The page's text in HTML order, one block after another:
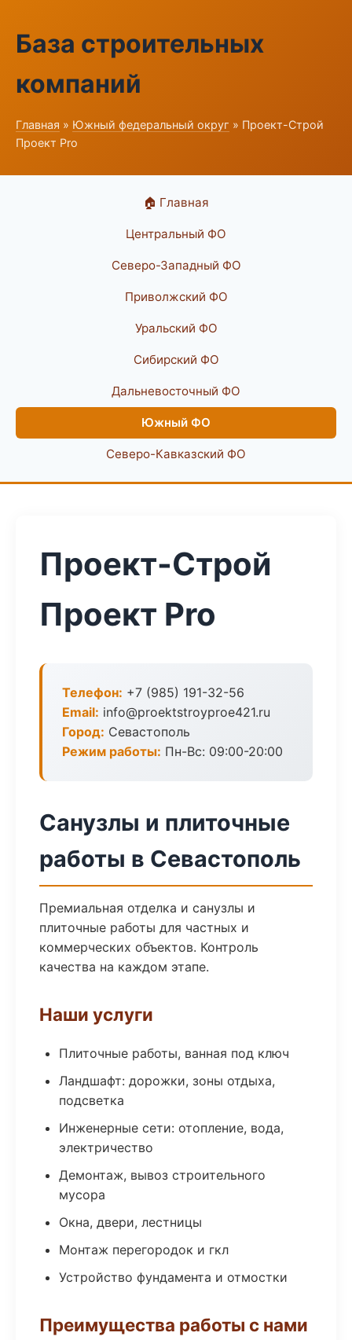
База строительных
компаний
Главная » Южный федеральный округ » Проект-Строй
Проект Pro
🏠 Главная
Центральный ФО
Северо-Западный ФО
Приволжский ФО
Уральский ФО
Сибирский ФО
Дальневосточный ФО
Южный ФО
Северо-Кавказский ФО
Проект-Строй
Проект Pro
Телефон: +7 (985) 191-32-56
Email: info@proektstroyproe421.ru
Город: Севастополь
Режим работы: Пн-Вс: 09:00-20:00
Санузлы и плиточные
работы в Севастополь
Премиальная отделка и санузлы и
плиточные работы для частных и
коммерческих объектов. Контроль
качества на каждом этапе.
Наши услуги
Плиточные работы, ванная под ключ
Ландшафт: дорожки, зоны отдыха,
подсветка
Инженерные сети: отопление, вода,
электричество
Демонтаж, вывоз строительного
мусора
Окна, двери, лестницы
Монтаж перегородок и гкл
Устройство фундамента и отмостки
Преимущества работы с нами